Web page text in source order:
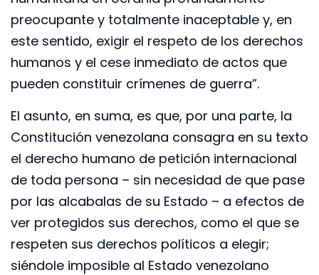
preocupante y totalmente inaceptable y, en
este sentido, exigir el respeto de los derechos
humanos y el cese inmediato de actos que
pueden constituir crímenes de guerra”.
El asunto, en suma, es que, por una parte, la
Constitución venezolana consagra en su texto
el derecho humano de petición internacional
de toda persona – sin necesidad de que pase
por las alcabalas de su Estado – a efectos de
ver protegidos sus derechos, como el que se
respeten sus derechos políticos a elegir;
siéndole imposible al Estado venezolano